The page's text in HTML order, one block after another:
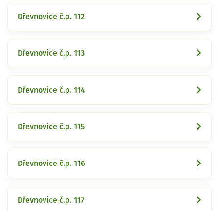
Dřevnovice č.p. 112
Dřevnovice č.p. 113
Dřevnovice č.p. 114
Dřevnovice č.p. 115
Dřevnovice č.p. 116
Dřevnovice č.p. 117